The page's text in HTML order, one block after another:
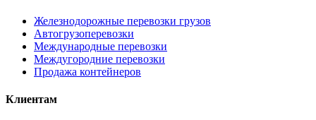
Железнодорожные перевозки грузов
Автогрузоперевозки
Международные перевозки
Междугородние перевозки
Продажа контейнеров
Клиентам